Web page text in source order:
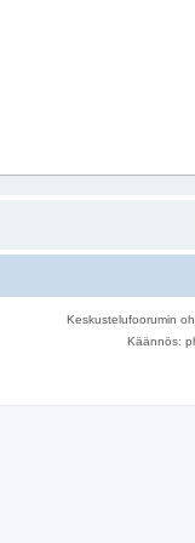
Keskustelufoorumin
Käännös: